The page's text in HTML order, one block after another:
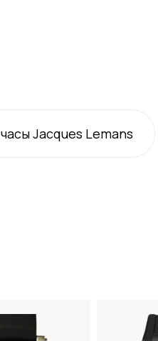
часы Jacques Lemans